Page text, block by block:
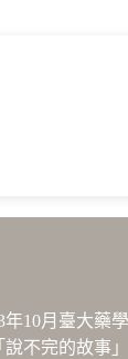
年10月臺大藥
說不完的故事